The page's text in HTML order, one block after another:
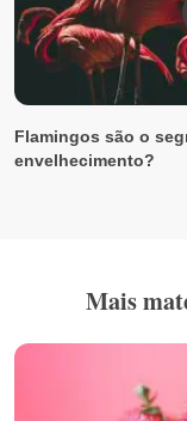
Flamingos são o
envelhecimento?
Mais